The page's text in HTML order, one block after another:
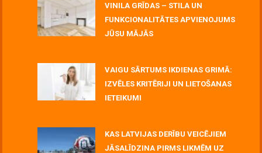
VINILA GRĪDAS – STILA UN
FUNKCIONALITĀTES APVIENOJUMS
JŪSU MĀJĀS
VAIGU SĀRTUMS IKDIENAS GRIMĀ:
IZVĒLES KRITĒRIJI UN LIETOŠANAS
IETEIKUMI
KAS LATVIJAS DERĪBU VEICĒJIEM
JĀSALĪDZINA PIRMS LIKMĒM UZ